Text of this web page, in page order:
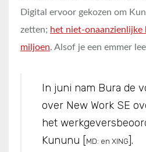
Digital ervoor gekozen om
zetten; het niet-onaanzienlijke
miljoen. Alsof je een emmer
In juni nam Bura de
over New Work SE
het
Kununu [MD: en XING].